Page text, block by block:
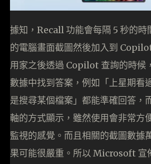
據知，Recall 功能會每隔 5 秒的時
的電腦畫面截圖然後加入到
用家之後透過 Copilot 查詢的時候
數據中找到答案，例如「上星期看
是搜尋某個檔案」都能準確回答，
軸的方式顯示，雖然使用會非常方
監視的感覺。而且相關的截圖數據
果可能很嚴重。所以 Microsoft 宣